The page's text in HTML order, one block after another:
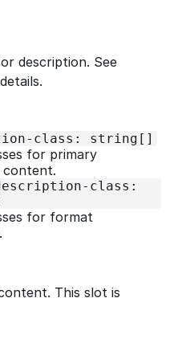
description. See
class: string[]
for primary
content.
class:
for format
This slot is